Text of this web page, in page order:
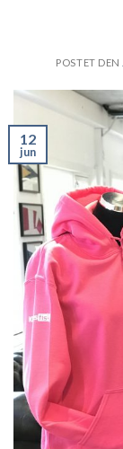
POSTET DEN
12
jun